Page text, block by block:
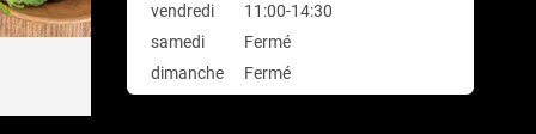
vendredi
11:00-14:30
samedi
Fermé
dimanche
Fermé